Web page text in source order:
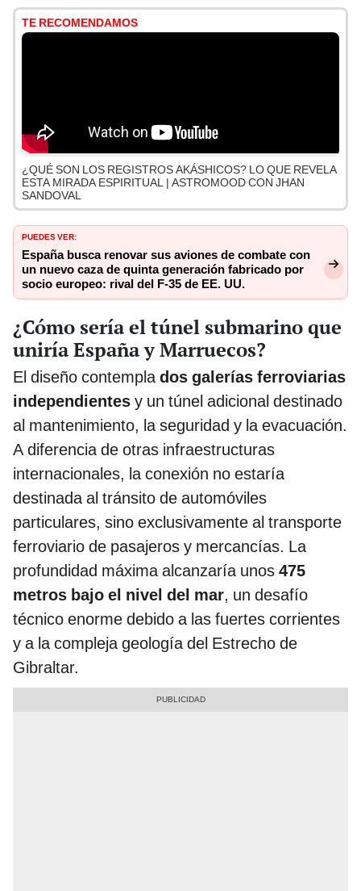
TE RECOMENDAMOS
¿QUÉ SON LOS REGISTROS AKÁSHICOS? LO QUE REVELA
ESTA MIRADA ESPIRITUAL | ASTROMOOD CON JHAN
SANDOVAL
PUEDES VER:
España busca renovar sus aviones de combate con
un nuevo caza de quinta generación fabricado por
socio europeo: rival del F-35 de EE. UU.
¿Cómo sería el túnel submarino que
uniría España y Marruecos?
El diseño contemplados galerías ferroviarias
independientes y un túnel adicional destinado
al mantenimiento, la seguridad y la evacuación.
A diferencia de otras infraestructuras
internacionales, la conexión no estaría
destinada al tránsito de automóviles
particulares, sino exclusivamente al transporte
ferroviario de pasajeros y mercancías. La
profundidad máxima alcanzaría unos 475
metros bajo el nivel del mar, un desafío
técnico enorme debido a las fuertes corrientes
y a la compleja geología del Estrecho de
Gibraltar.